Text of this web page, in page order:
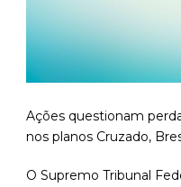
Ações questionam
nos planos Cruzado,
O Supremo Tribunal